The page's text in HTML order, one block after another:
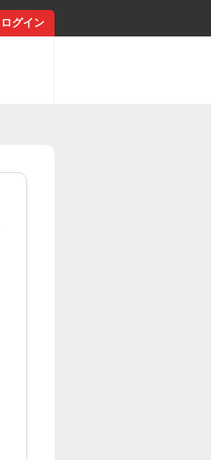
ログイン